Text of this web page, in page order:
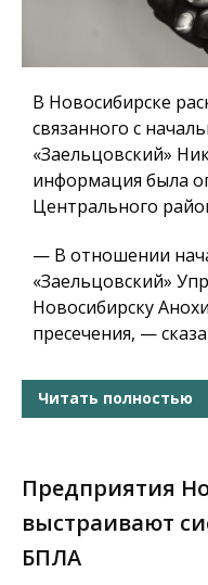
В Новосибирске
связанного с
«Заельцовский»
информация была
Центрального
— В отношении
«Заельцовский»
Новосибирску
пресечения, —
Читать полностью
Предприятия
выстраивают
БПЛА